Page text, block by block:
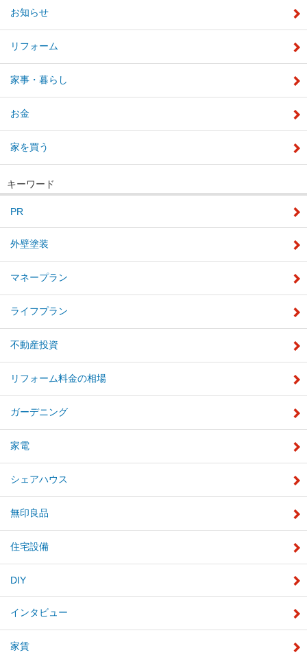
お知らせ
リフォーム
家事・暮らし
お金
家を買う
キーワード
PR
外壁塗装
マネープラン
ライフプラン
不動産投資
リフォーム料金の相場
ガーデニング
家電
シェアハウス
無印良品
住宅設備
DIY
インタビュー
家賃